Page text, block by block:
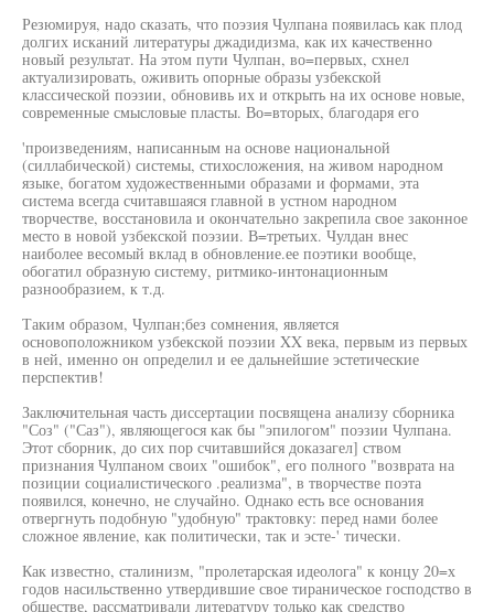
Резюмируя, надо сказать, что поэзия Чулпана появилась как плод
долгих исканий литературы джадидизма, как их качественно
новый результат. На этом пути Чулпан, во=первых, схнел
актуализировать, оживить опорные образы узбекской
классической поэзии, обновивь их и открыть на их основе новые,
современные смысловые пласты. Во=вторых, благодаря его
'произведениям, написанным на основе национальной
(силлабической) системы, стихосложения, на живом народном
языке, богатом художественными образами и формами, эта
система всегда считавшаяся главной в устном народном
творчестве, восстановила и окончательно закрепила свое законное
место в новой узбекской поэзии. В=третьих. Чулдан внес
наиболее весомый вклад в обновление.ее поэтики вообще,
обогатил образную систему, ритмико-интонационным
разнообразием, к т.д.
Таким образом, Чулпан;без сомнения, является
основоположником узбекской поэзии XX века, первым из первых
в ней, именно он определил и ее дальнейшие эстетические
перспектив!
Заключительная часть диссертации посвящена анализу сборника
"Соз" ("Саз"), являющегося как бы "эпилогом" поэзии Чулпана.
Этот сборник, до сих пор считавшийся доказагел] ством
признания Чулпаном своих "ошибок", его полного "возврата на
позиции социалистического .реализма", в творчестве поэта
появился, конечно, не случайно. Однако есть все основания
отвергнуть подобную "удобную" трактовку: перед нами более
сложное явление, как политически, так и эсте-' тически.
Как известно, сталинизм, "пролетарская идеолога" к концу 20=х
годов насильственно утвердившие свое тираническое господство в
обществе, рассматривали литературу только как средство